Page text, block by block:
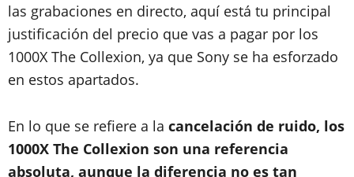
las grabaciones en directo, aquí está tu principal
justificación del precio que vas a pagar por los
1000X The Collexion, ya que Sony se ha esforzado
en estos apartados.
En lo que se refiere a la cancelación de ruido, los
1000X The Collexion son una referencia
absoluta, aunque la diferencia no es tan